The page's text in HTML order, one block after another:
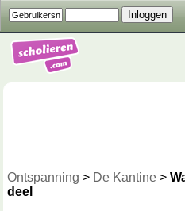
Ontspanning > De Kantine >
deel